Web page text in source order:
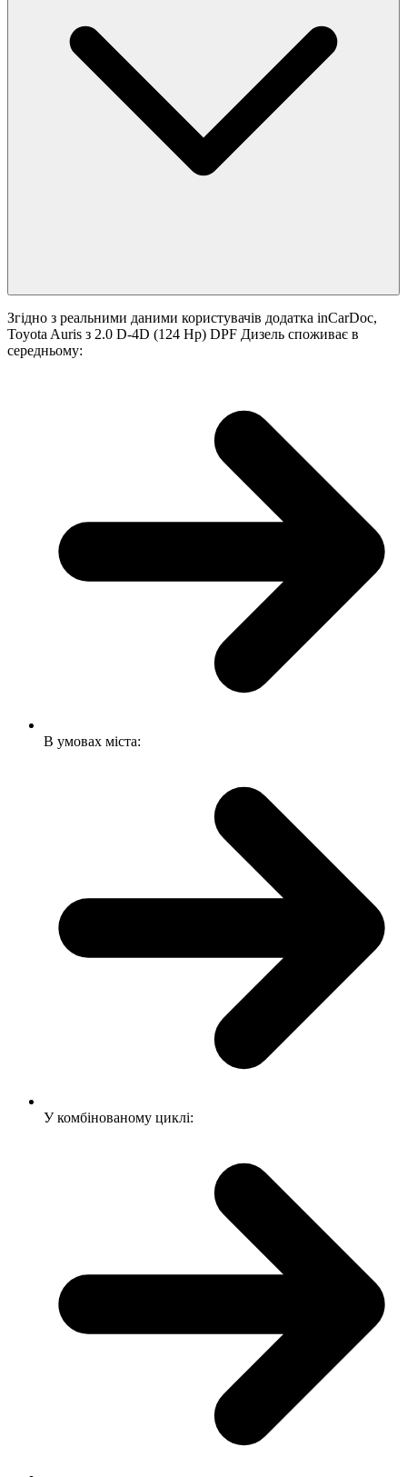
Згідно з реальними даними користувачів додатка inCarDoc,
Toyota Auris з 2.0 D-4D (124 Hp) DPF Дизель споживає в
середньому:
В умовах міста:
У комбінованому циклі: